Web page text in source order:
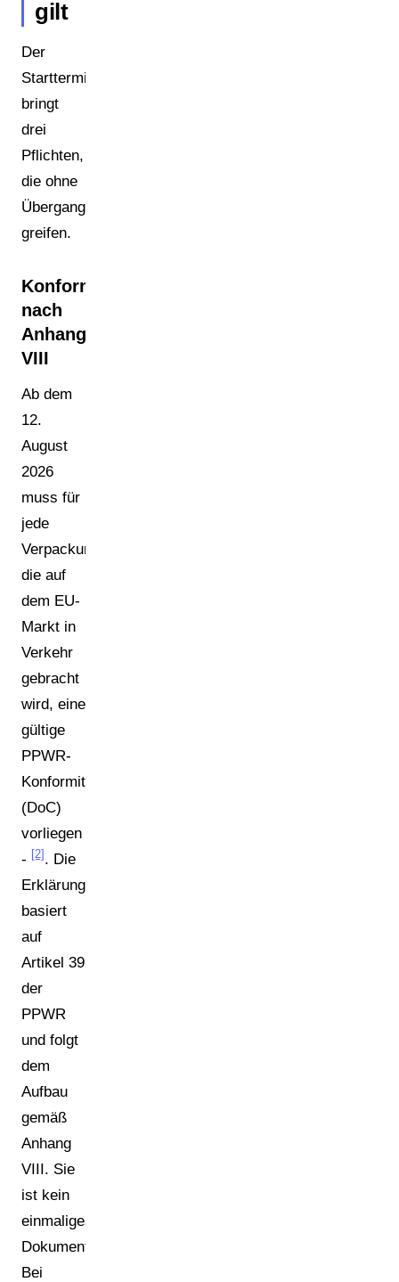
gilt
Der
Starttermin
bringt
drei
Pflichten,
die ohne
Übergangszeit
greifen.
Konformitätserklärung
nach
Anhang
VIII
Ab dem
12.
August
2026
muss für
jede
Verpackungsart,
die auf
dem EU-
Markt in
Verkehr
gebracht
wird, eine
gültige
PPWR-
Konformitätserklärung
(DoC)
vorliegen
- [2] . Die
Erklärung
basiert
auf
Artikel 39
der
PPWR
und folgt
dem
Aufbau
gemäß
Anhang
VIII. Sie
ist kein
einmaliges
Dokument:
Bei